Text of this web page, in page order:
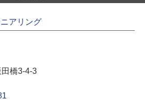
アリング
橋3-4-3